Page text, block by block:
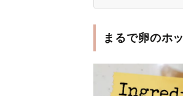
まるで卵のホ